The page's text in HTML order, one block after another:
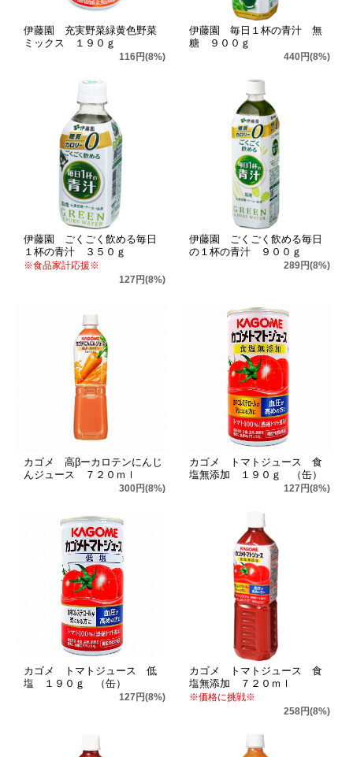
伊藤園 充実野菜緑黄色野菜
ミックス １９０ｇ
116円(8%)
伊藤園 毎日１杯の青汁 無
糖 ９００ｇ
440円(8%)
伊藤園 ごくごく飲める毎日
１杯の青汁 ３５０ｇ
※食品家計応援※
127円(8%)
伊藤園 ごくごく飲める毎日
の１杯の青汁 ９００ｇ
289円(8%)
カゴメ 高βーカロテンにんじ
んジュース ７２０ｍｌ
300円(8%)
カゴメ トマトジュース 食
塩無添加 １９０ｇ （缶）
127円(8%)
カゴメ トマトジュース 低
塩 １９０ｇ （缶）
127円(8%)
カゴメ トマトジュース 食
塩無添加 ７２０ｍｌ
※価格に挑戦※
258円(8%)